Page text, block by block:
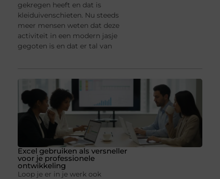
gekregen heeft en dat is
kleiduivenschieten. Nu steeds
meer mensen weten dat deze
activiteit in een modern jasje
gegoten is en dat er tal van
Excel gebruiken als versneller
voor je professionele
ontwikkeling
Loop je er in je werk ook